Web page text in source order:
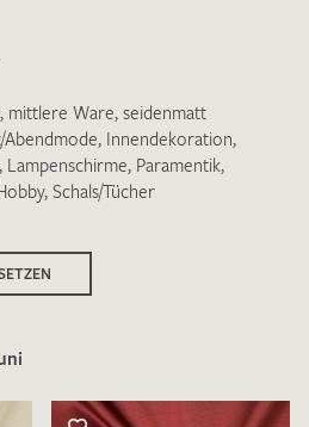
dass meine angegebenen Daten
Musteranfrage genutzt werden.
habe ich zur Kenntnis
diese.
, mittlere Ware, seidenmatt
Abendmode, Innendekoration,
, Lampenschirme, Paramentik,
, Schals/Tücher